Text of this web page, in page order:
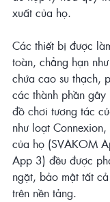
xuất của họ.
Các thiết bị được
toàn, chẳng hạn
chứa cao su thạch,
các thành phần
đồ chơi tương tác
như loạt
của họ (SVAKOM
App 3) đều được
ngặt, bảo mật tất
trên nền tảng.